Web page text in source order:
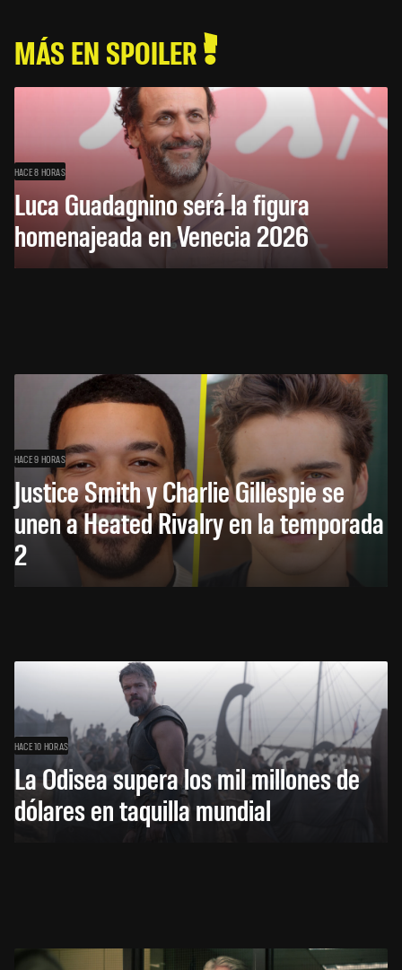
MÁS EN SPOILER
HACE 8 HORAS
Luca Guadagnino será la figura
homenajeada en Venecia 2026
HACE 9 HORAS
Justice Smith y Charlie Gillespie se
unen a Heated Rivalry en la temporada
2
HACE 10 HORAS
La Odisea supera los mil millones de
dólares en taquilla mundial